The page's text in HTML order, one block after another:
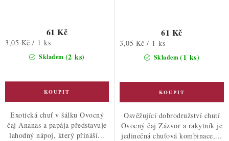
Skladem (2 ks)
61 Kč
Měrná
3,05 Kč / 1 ks
Exotická chuť v šálku Ovocný
čaj Ananas a papája představuje
lahodný nápoj, který přináší...
Skladem(1 ks)
61 Kč
Měrná
3,05 Kč / 1 ks
Osvěžující dobrodružství chutí
Ovocný čaj Zázvor a rakytník je
jedinečná chuťová kombinace,...